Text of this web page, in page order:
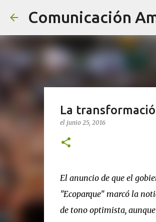
Comunicación
La
el junio 25, 2016
El anuncio de que el
"Ecoparque" marcó la
de tono optimista,